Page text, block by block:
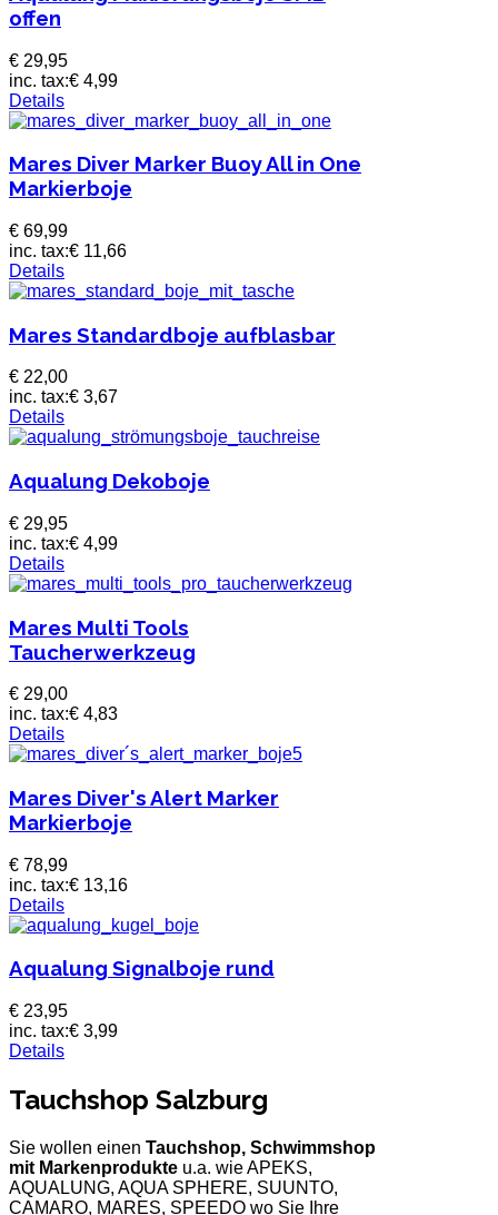
offen
€ 29,95
inc. tax:€ 4,99
Details
Mares Diver Marker Buoy All in One
Markierboje
€ 69,99
inc. tax:€ 11,66
Details
Mares Standardboje aufblasbar
€ 22,00
inc. tax:€ 3,67
Details
Aqualung Dekoboje
€ 29,95
inc. tax:€ 4,99
Details
Mares Multi Tools
Taucherwerkzeug
€ 29,00
inc. tax:€ 4,83
Details
Mares Diver's Alert Marker
Markierboje
€ 78,99
inc. tax:€ 13,16
Details
Aqualung Signalboje rund
€ 23,95
inc. tax:€ 3,99
Details
Tauchshop Salzburg
Sie wollen einen Tauchshop, Schwimmshop
mit Markenprodukte u.a. wie APEKS,
AQUALUNG, AQUA SPHERE, SUUNTO,
CAMARO, MARES, SPEEDO wo Sie Ihre